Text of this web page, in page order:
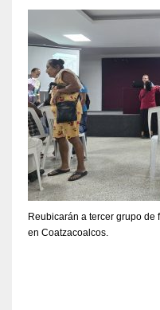
Reubicarán a tercer grupo
en Coatzacoalcos.